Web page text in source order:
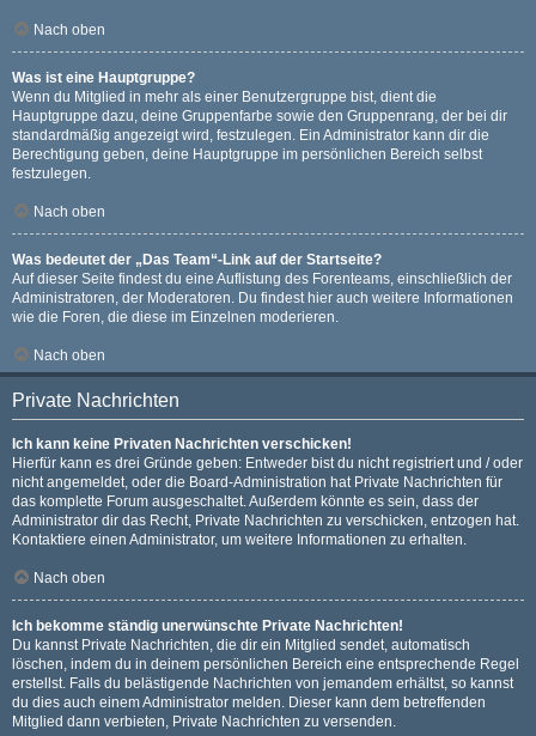
Nach oben
Was ist eine Hauptgruppe?
Wenn du Mitglied in mehr als einer Benutzergruppe bist, dient die
Hauptgruppe dazu, deine Gruppenfarbe sowie den Gruppenrang, der bei dir
standardmäßig angezeigt wird, festzulegen. Ein Administrator kann dir die
Berechtigung geben, deine Hauptgruppe im persönlichen Bereich selbst
festzulegen.
Nach oben
Was bedeutet der „Das Team“-Link auf der Startseite?
Auf dieser Seite findest du eine Auflistung des Forenteams, einschließlich der
Administratoren, der Moderatoren. Du findest hier auch weitere Informationen
wie die Foren, die diese im Einzelnen moderieren.
Nach oben
Private Nachrichten
Ich kann keine Privaten Nachrichten verschicken!
Hierfür kann es drei Gründe geben: Entweder bist du nicht registriert und / oder
nicht angemeldet, oder die Board-Administration hat Private Nachrichten für
das komplette Forum ausgeschaltet. Außerdem könnte es sein, dass der
Administrator dir das Recht, Private Nachrichten zu verschicken, entzogen hat.
Kontaktiere einen Administrator, um weitere Informationen zu erhalten.
Nach oben
Ich bekomme ständig unerwünschte Private Nachrichten!
Du kannst Private Nachrichten, die dir ein Mitglied sendet, automatisch
löschen, indem du in deinem persönlichen Bereich eine entsprechende Regel
erstellst. Falls du belästigende Nachrichten von jemandem erhältst, so kannst
du dies auch einem Administrator melden. Dieser kann dem betreffenden
Mitglied dann verbieten, Private Nachrichten zu versenden.